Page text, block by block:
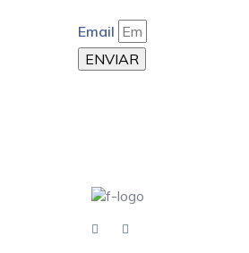
Email
ENVIAR